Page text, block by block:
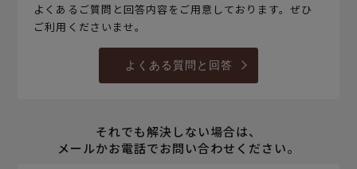
よくあるご質問と回答内容をご用意しております。ぜひ
ご利用くださいませ。
よくある質問と回答
それでも解決しない場合は、
メールかお電話でお問い合わせください。